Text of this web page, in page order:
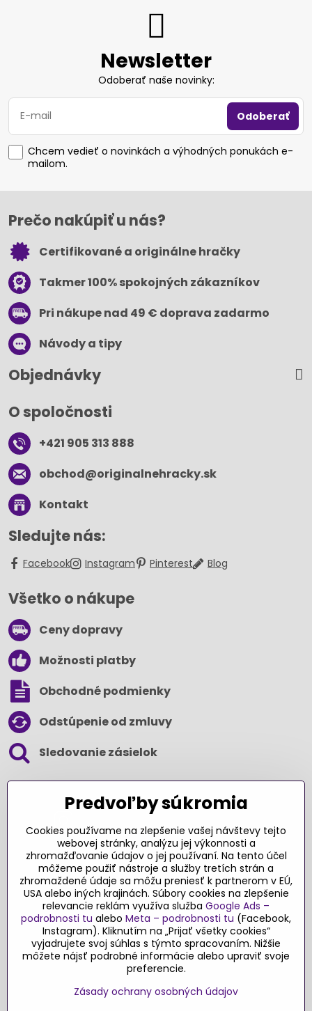
Newsletter
Odoberať naše novinky:
Odoberať
Chcem vedieť o novinkách a výhodných ponukách e-
mailom.
Prečo nakúpiť u nás?
Certifikované a originálne hračky
Takmer 100% spokojných zákazníkov
Pri nákupe nad 49 € doprava zadarmo
Návody a tipy
Objednávky
O spoločnosti
+421 905 313 888
obchod​@originalnehracky​.sk
Kontakt
Sledujte nás:
Facebook Instagram Pinterest Blog
Všetko o nákupe
Ceny dopravy
Možnosti platby
Obchodné podmienky
Odstúpenie od zmluvy
Sledovanie zásielok
Ďakujeme za podporu
Sme slovenský e-shop​. Fungujeme len
vďaka vám – rodičom a všetkým, ktorí veria
v poctivý výber kvalitných hračiek s
pridanou hodnotou​. Každý nákup na
Originalnehracky​.sk je pre nás podporou a
motiváciou prinášať hračky a produkty,
ktoré majú zmysel​.
Predvoľby súkromia
Cookies používame na zlepšenie vašej návštevy tejto
webovej stránky, analýzu jej výkonnosti a
zhromažďovanie údajov o jej používaní. Na tento účel
môžeme použiť nástroje a služby tretích strán a
zhromaždené údaje sa môžu preniesť k partnerom v EÚ,
USA alebo iných krajinách. Súbory cookies na zlepšenie
relevancie reklám využíva služba Google Ads –
podrobnosti tu alebo Meta – podrobnosti tu (Facebook,
Instagram). Kliknutím na „Prijať všetky cookies“
vyjadrujete svoj súhlas s týmto spracovaním. Nižšie
môžete nájsť podrobné informácie alebo upraviť svoje
preferencie.
Zásady ochrany osobných údajov